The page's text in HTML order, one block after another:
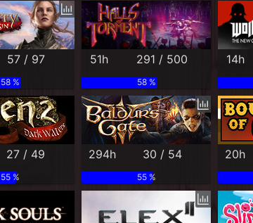
57 / 97
58 %
51h 291 / 500
58 %
14h
27 / 49
55 %
294h 30 / 54
55 %
20h